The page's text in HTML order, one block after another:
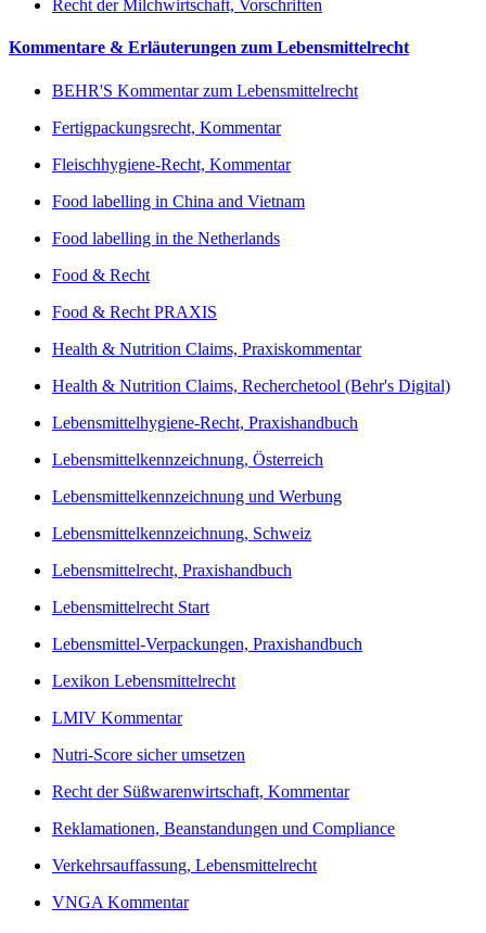
Recht der Milchwirtschaft, Vorschriften
Kommentare & Erläuterungen zum Lebensmittelrecht
BEHR'S Kommentar zum Lebensmittelrecht
Fertigpackungsrecht, Kommentar
Fleischhygiene-Recht, Kommentar
Food labelling in China and Vietnam
Food labelling in the Netherlands
Food & Recht
Food & Recht PRAXIS
Health & Nutrition Claims, Praxiskommentar
Health & Nutrition Claims, Recherchetool (Behr's Digital)
Lebensmittelhygiene-Recht, Praxishandbuch
Lebensmittelkennzeichnung, Österreich
Lebensmittelkennzeichnung und Werbung
Lebensmittelkennzeichnung, Schweiz
Lebensmittelrecht, Praxishandbuch
Lebensmittelrecht Start
Lebensmittel-Verpackungen, Praxishandbuch
Lexikon Lebensmittelrecht
LMIV Kommentar
Nutri-Score sicher umsetzen
Recht der Süßwarenwirtschaft, Kommentar
Reklamationen, Beanstandungen und Compliance
Verkehrsauffassung, Lebensmittelrecht
VNGA Kommentar